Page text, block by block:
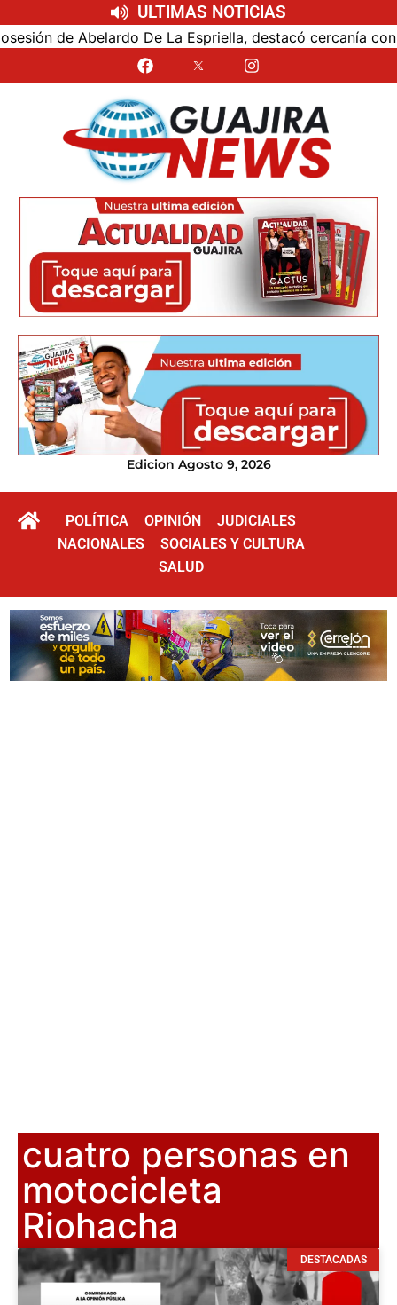
ULTIMAS NOTICIAS
de Abelardo De La Espriella, destacó cercanía con el
Edicion Agosto 9, 2026
POLÍTICA OPINIÓN
JUDICIALES
NACIONALES
SOCIALES Y CULTURA
SALUD
cuatro personas en
motocicleta
Riohacha
DESTACADAS